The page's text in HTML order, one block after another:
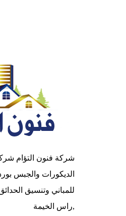
شركة فنون التؤام
الديكورات والجبس
للمباني وتنسيق
,راس الخيمة